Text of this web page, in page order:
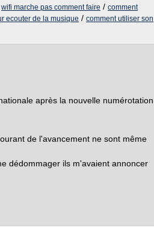
wifi marche pas comment faire / comment
ecouter de la musique / comment utiliser son
après la nouvelle numérotation
de l'avancement ne sont même
dédommager ils m'avaient annoncer